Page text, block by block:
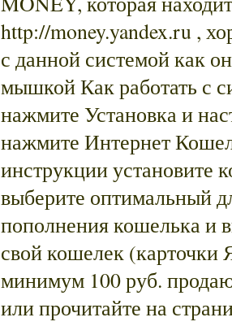
http://money.yandex.ru ,
с данной системой как
мышкой Как работать с
нажмите Установка и
нажмите Интернет
инструкции установите
выберите оптимальный
пополнения кошелька и
свой кошелек
минимум 100 руб.
или прочитайте на